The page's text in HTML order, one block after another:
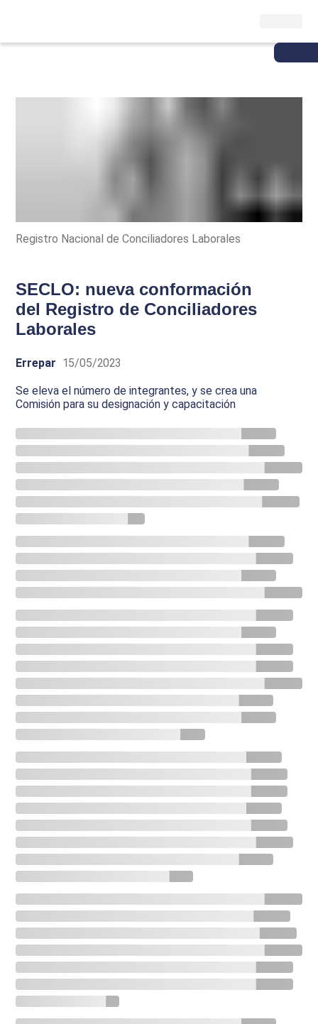
Registro Nacional de Conciliadores Laborales
SECLO: nueva conformación
del Registro de Conciliadores
Laborales
Errepar 15/05/2023
Se eleva el número de integrantes, y se crea una
Comisión para su designación y capacitación